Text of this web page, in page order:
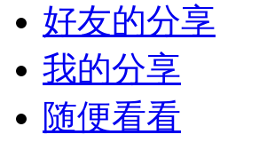
好友的分享
我的分享
随便看看